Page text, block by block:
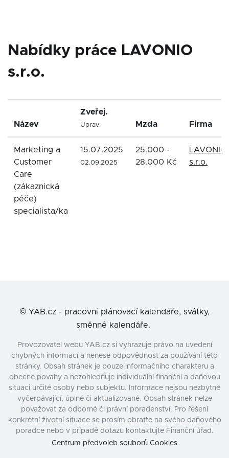
Nabídky práce LAVONIO
s.r.o.
Název
Zveřej.
Uprav. Mzda Firma
Marketing a
Customer
Care
(zákaznická
péče)
specialista/ka
15.07.2025
02.09.2025
25.000 -
28.000 Kč
LAVONIO
s.r.o.
© YAB.cz - pracovní plánovací kalendáře, svátky,
směnné kalendáře.
Provozovatel webu YAB.cz si vyhrazuje právo na uvedení
chybných informací a nenese odpovědnost za používání této
stránky. Obsah stránek je pouze informačního charakteru a
obecné povahy a nezohledňuje individuální finanční a daňovou
situaci určité osoby nebo subjektu. Informace nejsou nezbytně
vyčerpávající, úplné či aktualizované. Obsah stránek nelze
považovat za odborné či právní poradenství. Pro řešení
konkrétní životní situace se prosím obraťte na svého daňového
poradce nebo v případě dotazu kontaktujte Finanční úřad.
Centrum předvoleb souborů Cookies